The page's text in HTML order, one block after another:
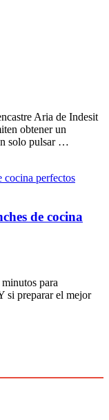
Aria de Indesit
obtener un
solo pulsar …
de cocina
para
si preparar el mejor